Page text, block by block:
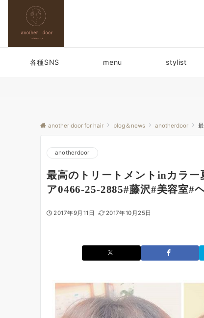
各種SNS menu stylist
another door for hair blog＆news anotherdoor
anotherdoor
最高のトリートメントinカラ
ア0466-25-2885#藤沢#美容室#
2017年9月11日 2017年10月25日